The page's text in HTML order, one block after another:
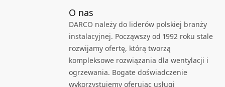
O nas
DARCO należy do liderów polskiej branży
instalacyjnej. Począwszy od 1992 roku stale
rozwijamy ofertę, którą tworzą
kompleksowe rozwiązania dla wentylacji i
ogrzewania. Bogate doświadczenie
wykorzystujemy oferując usługi